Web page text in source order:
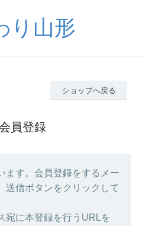
り山形
ショップへ戻る
員登録
ます。会員登録をするメー
送信ボタンをクリックして
宛に本登録を行うURLを